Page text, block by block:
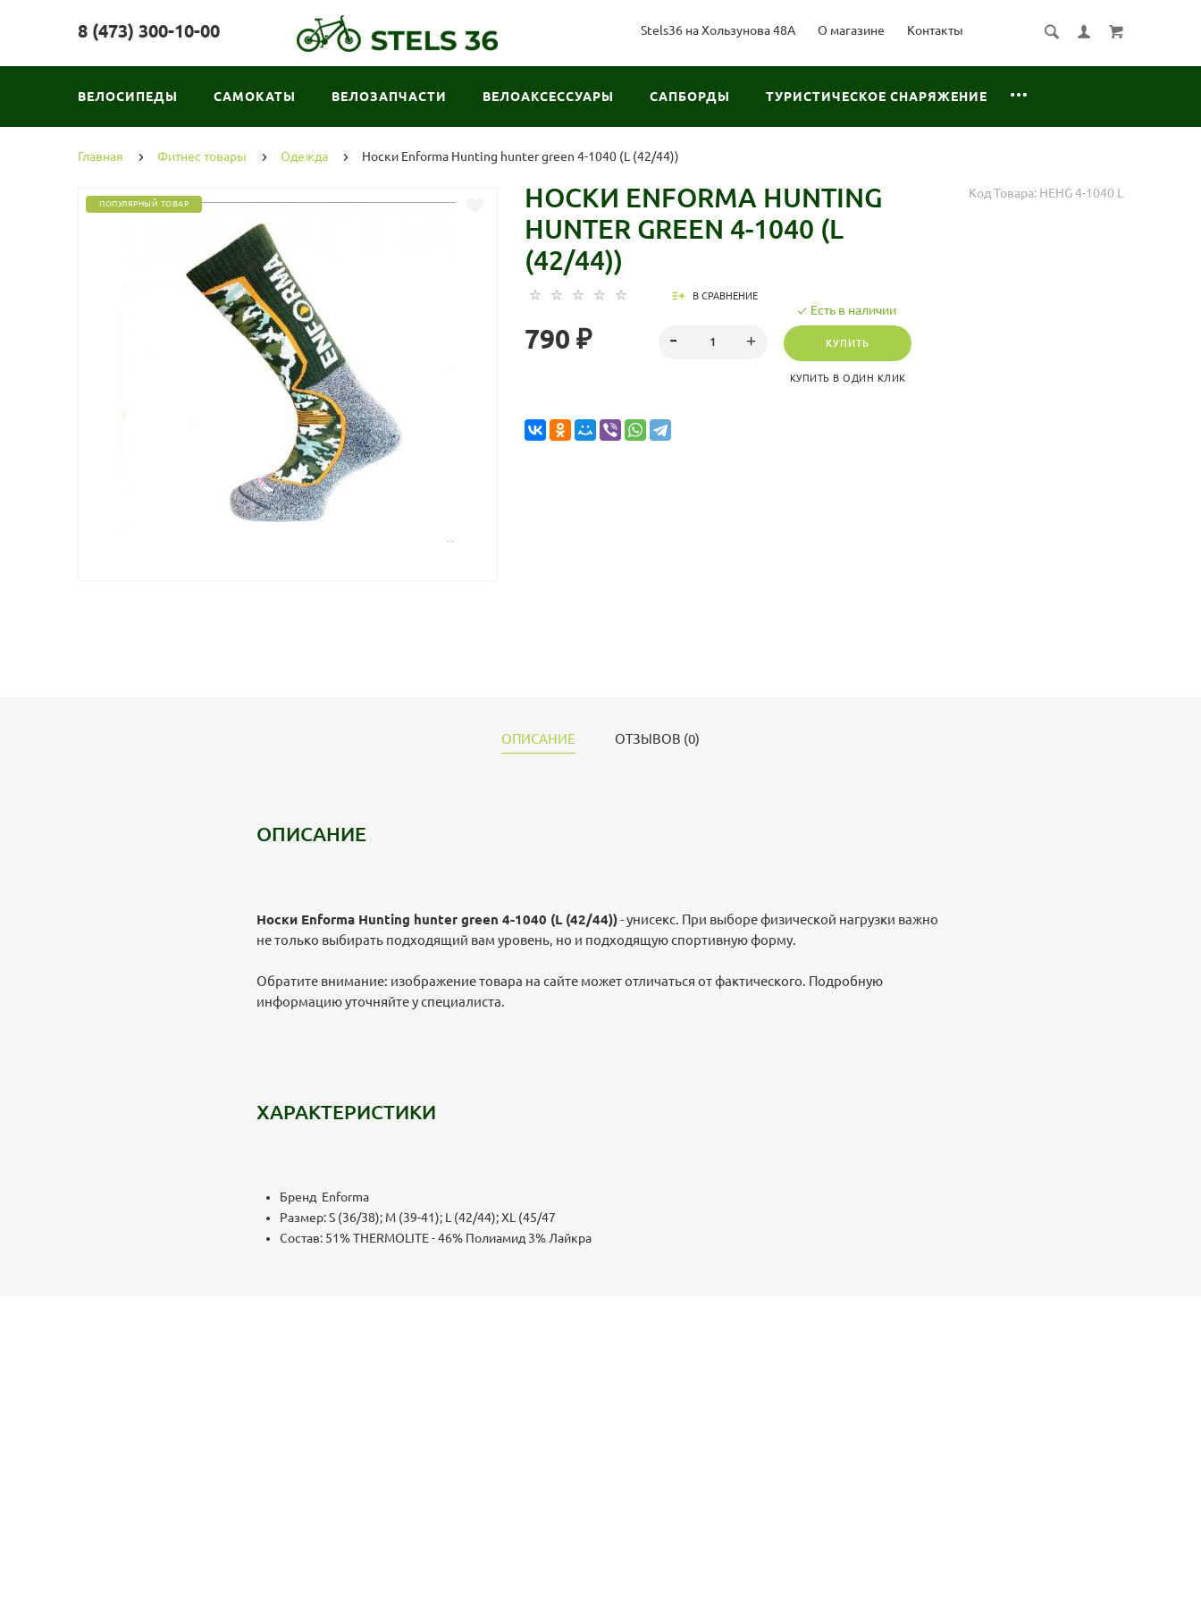
8 (473) 300-10-00 Stels36 на Хользунова 48А О магазине Контакты
ВЕЛОСИПЕДЫ САМОКАТЫ ВЕЛОЗАПЧАСТИ ВЕЛОАКСЕССУАРЫ САПБОРДЫ ТУРИСТИЧЕСКОЕ СНАРЯЖЕНИЕ
Главная Фитнес товары Одежда Носки Enforma Hunting hunter green 4-1040 (L (42/44))
ПОПУЛЯРНЫЙ ТОВАР
Код Товара: HEHG 4-1040 L
НОСКИ ENFORMA HUNTING
HUNTER GREEN 4-1040 (L
(42/44))
В СРАВНЕНИЕ
790 ₽
Есть в наличии
КУПИТЬ
КУПИТЬ В ОДИН КЛИК
ОПИСАНИЕ ОТЗЫВОВ (0)
ОПИСАНИЕ
Носки Enforma Hunting hunter green 4-1040 (L (42/44))- униcекс. При выборе физической нагрузки важно
не только выбирать подходящий вам уровень, но и подходящую спортивную форму.
Обратите внимание: изображение товара на сайте может отличаться от фактического. Подробную
информацию уточняйте у специалиста.
ХАРАКТЕРИСТИКИ
Бренд Enforma
Размер: S (36/38); M (39-41); L (42/44); XL (45/47
Состав: 51% THERMOLITE - 46% Полиамид 3% Лайкра